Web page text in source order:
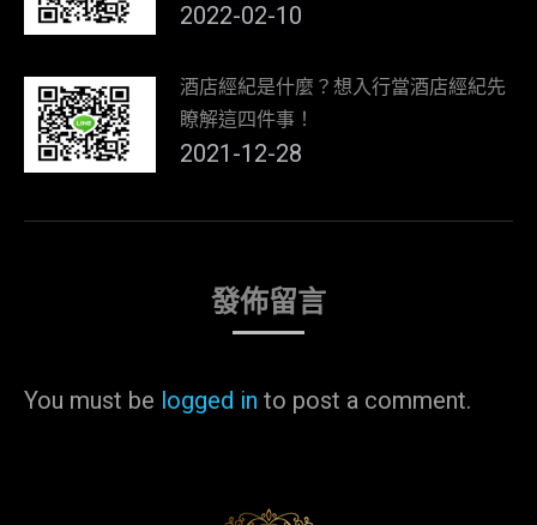
2022-02-10
酒店經紀是什麼？想入行當酒店經紀先
瞭解這四件事！
2021-12-28
發佈留言
You must be logged in to post a comment.